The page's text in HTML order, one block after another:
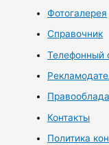
Фотогалерея
Справочник
Телефонный
Контакты
Политика